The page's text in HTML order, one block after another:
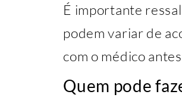
É importante
podem variar de
com o médico
Quem pode